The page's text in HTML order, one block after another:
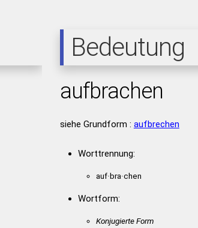
Bedeutung
aufbrachen
siehe Grundform : aufbrechen
Worttrennung:
auf·bra·chen
Wortform:
Konjugierte Form